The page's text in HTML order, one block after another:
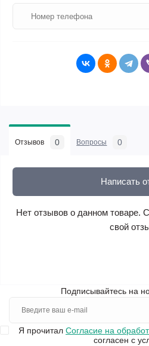
Отзывов 0 Вопросы 0
Написать
Нет отзывов о данном товаре.
свой
Подписывайтесь на
Я прочитал Согласие на
согласен с